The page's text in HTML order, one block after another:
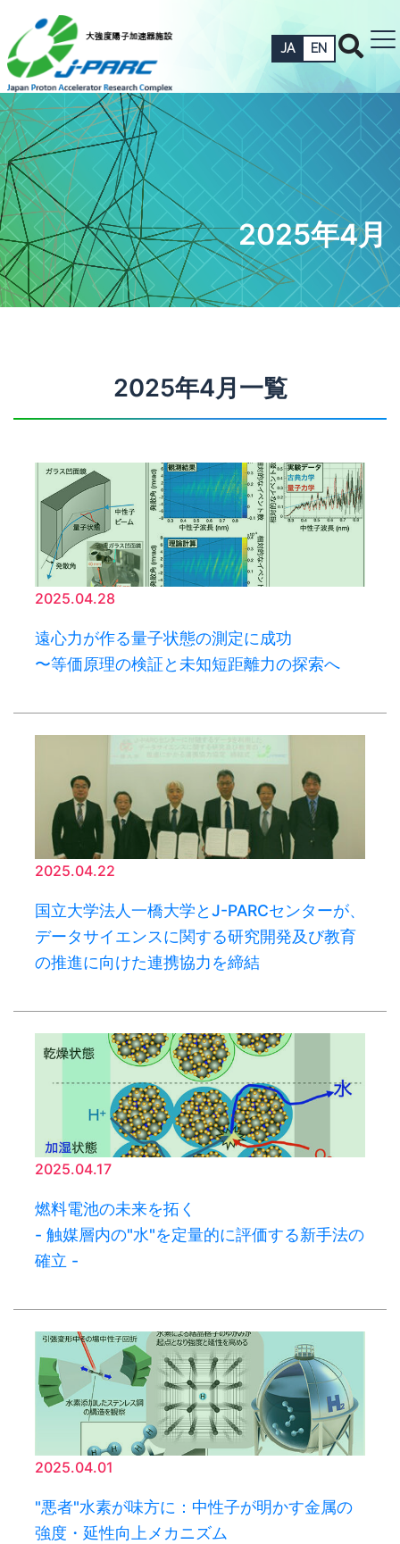
JA EN
2025年4月
2025年4月一覧
2025.04.28
遠心力が作る量子状態の測定に成功
〜等価原理の検証と未知短距離力の探索へ
2025.04.22
国立大学法人一橋大学とJ-PARCセンターが、
データサイエンスに関する研究開発及び教育
の推進に向けた連携協力を締結
2025.04.17
燃料電池の未来を拓く
- 触媒層内の"水"を定量的に評価する新手法の
確立 -
2025.04.01
"悪者"水素が味方に：中性子が明かす金属の
強度・延性向上メカニズム